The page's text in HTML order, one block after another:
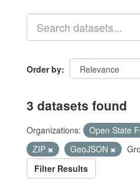
Order by
3 datasets found
Organizations: Open State
ZIP
GeoJSON
Filter Results